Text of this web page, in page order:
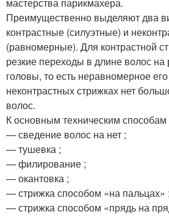
Преимущественно выделяют два
контрастные (силуэтные) и
(равномерные). Для контрастной
резкие переходы в длине волос на
головы, то есть неравномерное
неконтрастных стрижках нет
волос.
К основным техническим способам
— сведение волос на нет ;
— тушевка ;
— филирование ;
— окантовка ;
— стрижка способом «на пальцах» ;
— стрижка способом «прядь на